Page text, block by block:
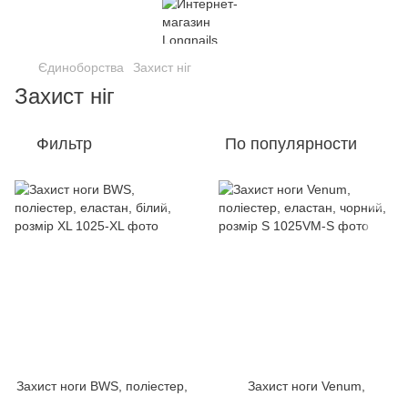
Єдиноборства Захист ніг
Захист ніг
Фильтр По популярности
Захист ноги BWS, поліестер,
Захист ноги Venum,